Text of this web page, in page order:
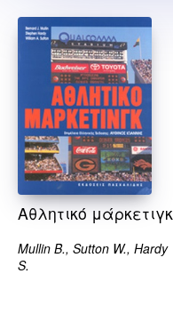
Αθλητικό μάρκετιγκ
Mullin B., Sutton W., Ηardy
S.